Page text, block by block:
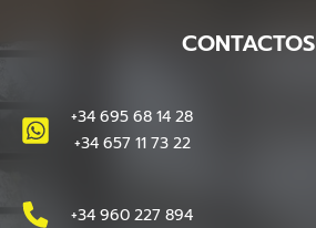
CONTACTOS
+34 695 68 14 28
+34 657 11 73 22
+34 960 227 894